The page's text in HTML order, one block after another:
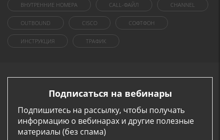
ВНУТРЕННИЕ НОМЕРА CALL-ФАЙЛ CHANNEL
OUTBOUND CISCO СОФТФОН
ИНСТРУКЦИЯ ТРАФИК
Подписаться на вебинары
Подпишитесь на рассылку, чтобы получать
информацию о вебинарах и другие полезные
материалы (без спама)